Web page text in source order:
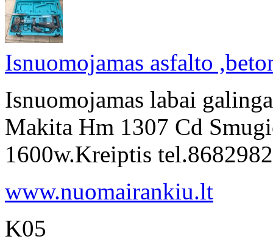
Isnuomojamas asfalto
Isnuomojamas labai
Makita Hm 1307 Cd
1600w.Kreiptis
www.nuomairankiu.lt
K05